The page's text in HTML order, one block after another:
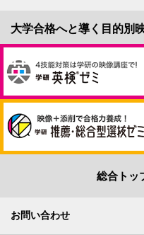
総合トッ
お問い合わせ